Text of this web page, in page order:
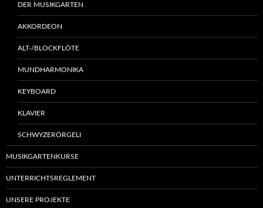
DER MUSIKGARTEN
AKKORDEON
ALT-/BLOCKFLÖTE
MUNDHARMONIKA
KEYBOARD
KLAVIER
SCHWYZERÖRGELI
MUSIKGARTENKURSE
UNTERRICHTSREGLEMENT
UNSERE PROJEKTE